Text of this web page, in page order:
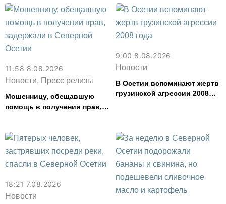
11:58 8.08.2026
Новости, Пресс релизы
Мошенницу, обещавшую
помощь в получении прав,
9:00 8.08.2026
Новости
В Осетии вспоминают жертв
грузинской агрессии 2008
18:21 7.08.2026
Новости